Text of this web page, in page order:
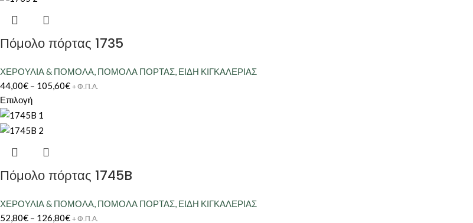
Πόμολο πόρτας 1735
ΧΕΡΟΥΛΙΑ & ΠΟΜΟΛΑ, ΠΟΜΟΛΑ ΠΟΡΤΑΣ, ΕΙΔΗ ΚΙΓΚΑΛΕΡΙΑΣ
44,00€ – 105,60€ + Φ.Π.Α.
Επιλογή
Πόμολο πόρτας 1745B
ΧΕΡΟΥΛΙΑ & ΠΟΜΟΛΑ, ΠΟΜΟΛΑ ΠΟΡΤΑΣ, ΕΙΔΗ ΚΙΓΚΑΛΕΡΙΑΣ
52,80€ – 126,80€ + Φ.Π.Α.